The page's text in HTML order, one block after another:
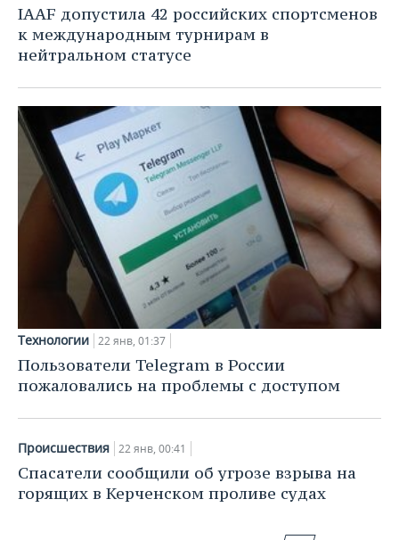
ФИГУРНОЕ КАТАНИЕ
ХОККЕЙ С МЯЧОМ
МЕДИЦИНА
ПРОИСШЕСТВИЯ
IAAF допустила 42 российских спортсменов
к международным турнирам в
нейтральном статусе
Технологии 22 янв, 01:37
Пользователи Telegram в России
пожаловались на проблемы с доступом
Происшествия 22 янв, 00:41
Спасатели сообщили об угрозе взрыва на
горящих в Керченском проливе судах